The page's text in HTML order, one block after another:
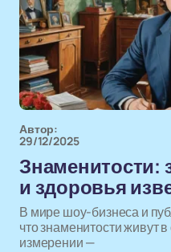
Автор:
29/12/2025
Знаменитости:
и здоровья
В мире шоу-бизнеса и
что знаменитости живут
измерении —